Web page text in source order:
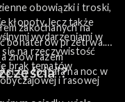
obowiązki i troski,
kłopoty, lecz także
wydarzeniami w
się na rzeczywistość
brak tematów
i rasowej
zakochanych na
bohaterów przetrwa.
znów razem
by została na noc w